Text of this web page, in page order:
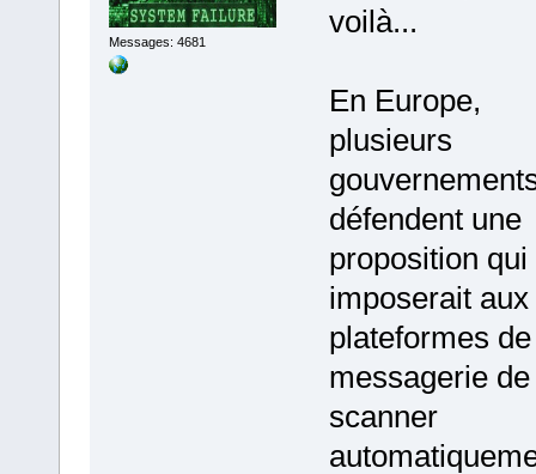
Messages: 4681
voilà...
En Europe,
plusieurs
défendent une
proposition qui
imposerait aux
plateformes de
messagerie de
scanner